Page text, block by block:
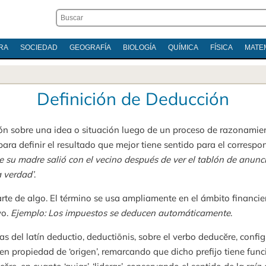
SOCIEDAD GEOGRAFÍA BIOLOGÍA QUÍMICA FÍSICA
Definición de Deducción
sobre una idea o situación luego de un proceso de
definir el resultado que mejor tiene sentido para el
su madre salió con el vecino después de ver el tablón de
.
de algo. El término se usa ampliamente en el ámbito
Ejemplo: Los impuestos se deducen automáticamente.
del latín deductio, deductiōnis, sobre el verbo deducĕre,
propiedad de ‘origen’, remarcando que dicho prefijo tiene